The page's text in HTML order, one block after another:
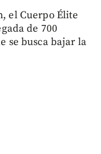
el Cuerpo Élite
de 700
se busca bajar la